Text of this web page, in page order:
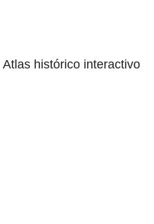
Atlas histórico interactivo